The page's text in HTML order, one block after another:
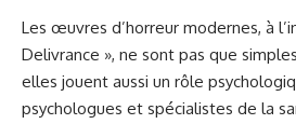
Les œuvres d’horreur modernes, à
Delivrance », ne sont pas que
elles jouent aussi un rôle
psychologues et spécialistes de la